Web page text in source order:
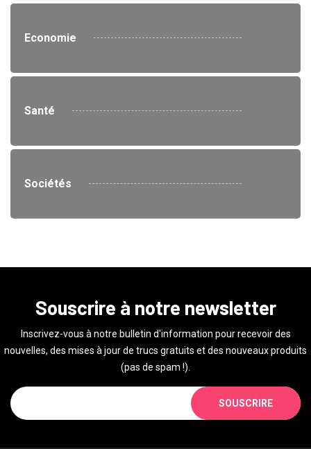
Economie
Santé
Sociétés
Souscrire à notre newsletter
Inscrivez-vous à notre bulletin d'information pour recevoir des
nouvelles, des mises à jour de trucs gratuits et des nouveaux produits
(pas de spam !).
SOUSCRIRE